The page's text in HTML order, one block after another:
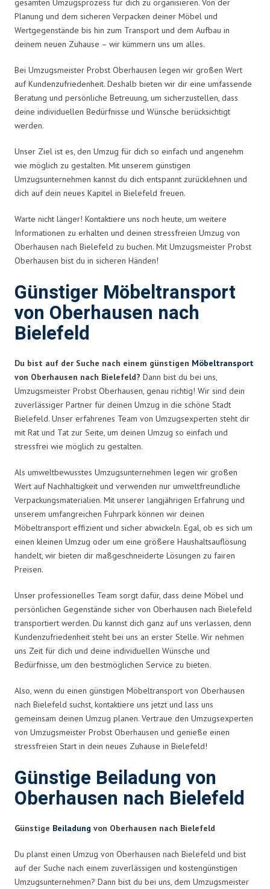
gesamten Umzugsprozess für dich zu organisieren. Von der
Planung und dem sicheren Verpacken deiner Möbel und
Wertgegenstände bis hin zum Transport und dem Aufbau in
deinem neuen Zuhause – wir kümmern uns um alles.
Bei Umzugsmeister Probst Oberhausen legen wir großen Wert
auf Kundenzufriedenheit. Deshalb bieten wir dir eine umfassende
Beratung und persönliche Betreuung, um sicherzustellen, dass
deine individuellen Bedürfnisse und Wünsche berücksichtigt
werden.
Unser Ziel ist es, den Umzug für dich so einfach und angenehm
wie möglich zu gestalten. Mit unserem günstigen
Umzugsunternehmen kannst du dich entspannt zurücklehnen und
dich auf dein neues Kapitel in Bielefeld freuen.
Warte nicht länger! Kontaktiere uns noch heute, um weitere
Informationen zu erhalten und deinen stressfreien Umzug von
Oberhausen nach Bielefeld zu buchen. Mit Umzugsmeister Probst
Oberhausen bist du in sicheren Händen!
Günstiger Möbeltransport
von Oberhausen nach
Bielefeld
Du bist auf der Suche nach einem günstigen Möbeltransport
von Oberhausen nach Bielefeld? Dann bist du bei uns,
Umzugsmeister Probst Oberhausen, genau richtig! Wir sind dein
zuverlässiger Partner für deinen Umzug in die schöne Stadt
Bielefeld. Unser erfahrenes Team von Umzugsexperten steht dir
mit Rat und Tat zur Seite, um deinen Umzug so einfach und
stressfrei wie möglich zu gestalten.
Als umweltbewusstes Umzugsunternehmen legen wir großen
Wert auf Nachhaltigkeit und verwenden nur umweltfreundliche
Verpackungsmaterialien. Mit unserer langjährigen Erfahrung und
unserem umfangreichen Fuhrpark können wir deinen
Möbeltransport effizient und sicher abwickeln. Egal, ob es sich um
einen kleinen Umzug oder um eine größere Haushaltsauflösung
handelt, wir bieten dir maßgeschneiderte Lösungen zu fairen
Preisen.
Unser professionelles Team sorgt dafür, dass deine Möbel und
persönlichen Gegenstände sicher von Oberhausen nach Bielefeld
transportiert werden. Du kannst dich ganz auf uns verlassen, denn
Kundenzufriedenheit steht bei uns an erster Stelle. Wir nehmen
uns Zeit für dich und deine individuellen Wünsche und
Bedürfnisse, um den bestmöglichen Service zu bieten.
Also, wenn du einen günstigen Möbeltransport von Oberhausen
nach Bielefeld suchst, kontaktiere uns jetzt und lass uns
gemeinsam deinen Umzug planen. Vertraue den Umzugsexperten
von Umzugsmeister Probst Oberhausen und genieße einen
stressfreien Start in dein neues Zuhause in Bielefeld!
Günstige Beiladung von
Oberhausen nach Bielefeld
Günstige Beiladung von Oberhausen nach Bielefeld
Du planst einen Umzug von Oberhausen nach Bielefeld und bist
auf der Suche nach einem zuverlässigen und kostengünstigen
Umzugsunternehmen? Dann bist du bei uns, dem Umzugsmeister